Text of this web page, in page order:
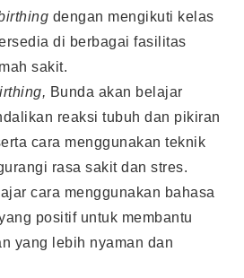
dengan mengikuti kelas
di berbagai fasilitas
sakit.
Bunda akan belajar
reaksi tubuh dan pikiran
cara menggunakan teknik
rasa sakit dan stres.
cara menggunakan bahasa
positif untuk membantu
yang lebih nyaman dan